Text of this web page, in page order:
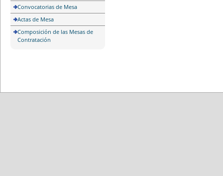
Convocatorias de Mesa
Actas de Mesa
Composición de las Mesas de
Contratación